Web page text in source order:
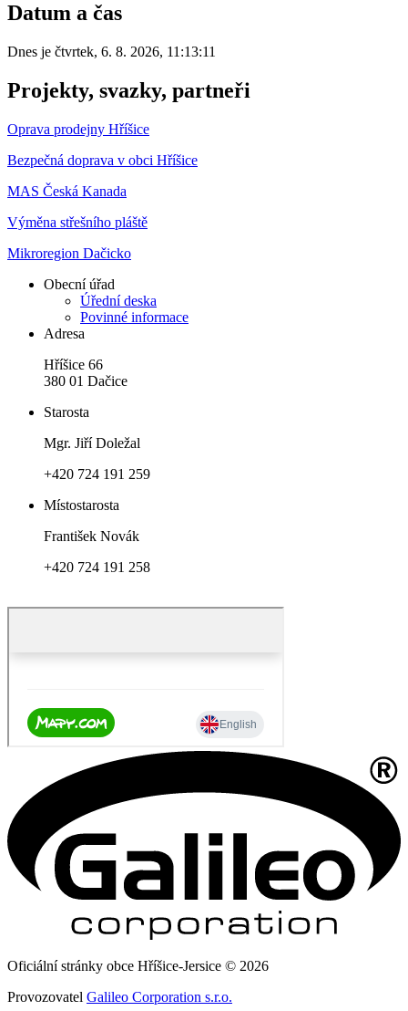
Datum a čas
Dnes je čtvrtek, 6. 8. 2026, 11:13:11
Projekty, svazky, partneři
Oprava prodejny Hříšice
Bezpečná doprava v obci Hříšice
MAS Česká Kanada
Výměna střešního pláště
Mikroregion Dačicko
Obecní úřad
Úřední deska
Povinné informace
Adresa
Hříšice 66
380 01 Dačice
Starosta
Mgr. Jiří Doležal
+420 724 191 259
Místostarosta
František Novák
+420 724 191 258
Oficiální stránky obce Hříšice-Jersice © 2026
Provozovatel Galileo Corporation s.r.o.